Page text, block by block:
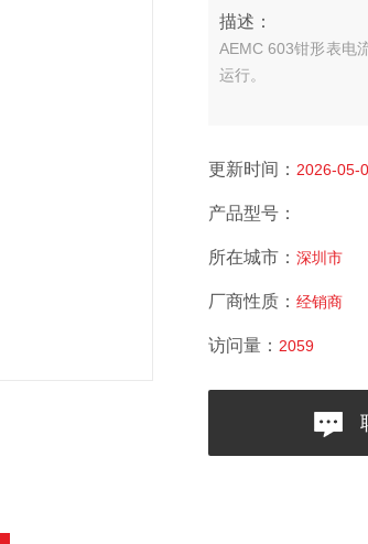
描述：
AEMC 603钳形表电
运行。
更新时间： 2026-05-
产品型号：
所在城市： 深圳市
厂商性质： 经销商
访问量： 2059